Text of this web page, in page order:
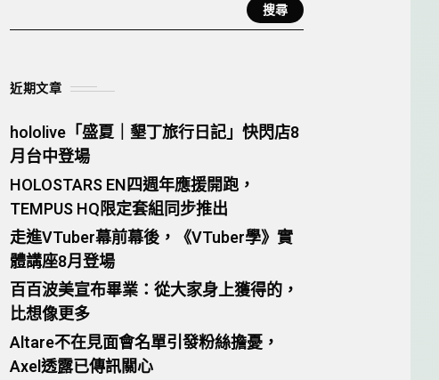
搜尋
近期文章
hololive「盛夏｜墾丁旅行日記」快閃店8
月台中登場
HOLOSTARS EN四週年應援開跑，
TEMPUS HQ限定套組同步推出
走進VTuber幕前幕後，《VTuber學》實
體講座8月登場
百百波美宣布畢業：從大家身上獲得的，
比想像更多
Altare不在見面會名單引發粉絲擔憂，
Axel透露已傳訊關心